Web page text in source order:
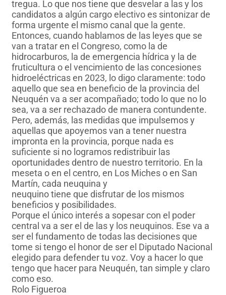
tregua. Lo que nos tiene que desvelar a las y los
candidatos a algún cargo electivo es sintonizar de
forma urgente el mismo canal que la gente.
Entonces, cuando hablamos de las leyes que se
van a tratar en el Congreso, como la de
hidrocarburos, la de emergencia hídrica y la de
fruticultura o el vencimiento de las concesiones
hidroeléctricas en 2023, lo digo claramente: todo
aquello que sea en beneficio de la provincia del
Neuquén va a ser acompañado; todo lo que no lo
sea, va a ser rechazado de manera contundente.
Pero, además, las medidas que impulsemos y
aquellas que apoyemos van a tener nuestra
impronta en la provincia, porque nada es
suficiente si no logramos redistribuir las
oportunidades dentro de nuestro territorio. En la
meseta o en el centro, en Los Miches o en San
Martín, cada neuquina y
neuquino tiene que disfrutar de los mismos
beneficios y posibilidades.
Porque el único interés a sopesar con el poder
central va a ser el de las y los neuquinos. Ese va a
ser el fundamento de todas las decisiones que
tome si tengo el honor de ser el Diputado Nacional
elegido para defender tu voz. Voy a hacer lo que
tengo que hacer para Neuquén, tan simple y claro
como eso.
Rolo Figueroa